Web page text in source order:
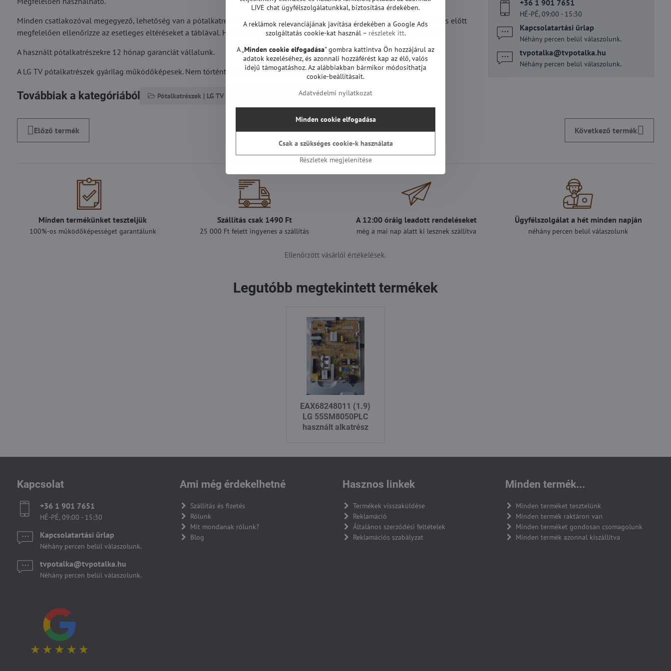
Minden csatlakozóval megegyező, lehetőség van a pótalkatrész más modellekben való használatára. Javasoljuk, hogy vásárlás előtt
megfelelően ellenőrizze az esetleges eltéréseket a táblával. Ha bármilyen kérdése van, kérjük, vegye fel velünk a kapcsolatot.
A használt pótalkatrészekre 12 hónap garanciát vállalunk.
A LG TV pótalkatrészek gyárilag működőképesek. Nem történt rajtuk javítás vagy szervizelés.
Továbbiak a kategóriából Pótalkatrészek | LG TV Tápegységek | LG TV
+36 1 901 7651
HÉ-PÉ, 09:00 - 15:30
Kapcsolatartási űrlap
Néhány percen belül válaszolunk.
tvpotalka​@tvpotalka​.hu
Néhány percen belül válaszolunk.
Előző termék Következő termék
Minden termékünket teszteljük
100%-os működőképességet garantálunk
Szállítás csak 1490 Ft
25 000 Ft felett ingyenes a szállítás
A 12:00 óráig leadott rendeléseket
még a mai nap alatt ki lesznek szállítva
Ügyfélszolgálat a hét minden napján
néhány percen belül válaszolunk
Ellenőrzött vásárlói értékelések.
Legutóbb megtekintett termékek
EAX68248011 (1.9)
LG 55SM8050PLC
használt alkatrész
Kapcsolat
+36 1 901 7651
HÉ-PÉ, 09:00 - 15:30
Kapcsolatartási űrlap
Néhány percen belül válaszolunk.
tvpotalka​@tvpotalka​.hu
Néhány percen belül válaszolunk.
Ami még érdekelhetné
Szállítás és fizetés
Rólunk
Mit mondanak rólunk?
Blog
Hasznos linkek
Termékek visszaküldése
Reklamáció
Általános szerződési feltételek
Reklamációs szabályzat
Minden termék...
Minden terméket tesztelünk
Minden termék raktáron van
Minden terméket gondosan csomagolunk
Minden termék azonnal kiszállítva
LIVE chat ügyfélszolgálatunkkal, biztosítása érdekében.
A reklámok relevanciájának javítása érdekében a Google Ads
szolgáltatás cookie-kat használ – részletek itt.
A „ Minden cookie elfogadása" gombra kattintva Ön hozzájárul az
adatok kezeléséhez, és azonnali hozzáférést kap az élő, valós
idejű támogatáshoz. Az alábbiakban bármikor módosíthatja
cookie-beállításait.
Adatvédelmi nyilatkozat
Részletek megjelenítése
Minden cookie elfogadása
Csak a szükséges cookie-k használata